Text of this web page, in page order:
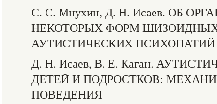
С. С. Мнухин, Д. Н. Исаев. ОБ
НЕКОТОРЫХ ФОРМ
АУТИСТИЧЕСКИХ ПСИХОПАТИЙ
Д. Н. Исаев, В. Е. Каган.
ДЕТЕЙ И ПОДРОСТКОВ:
ПОВЕДЕНИЯ